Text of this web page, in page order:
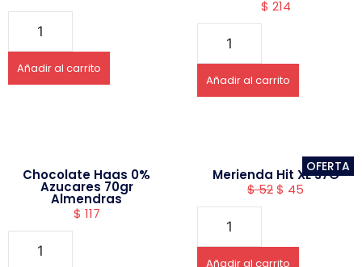
Añadir al carrito
$ 214
Añadir al carrito
Chocolate Haas 0%
Azucares 70gr
Almendras
$ 117
OFERTA
Merienda Hit XL 37G
$52$ 45
Añadir al carrito